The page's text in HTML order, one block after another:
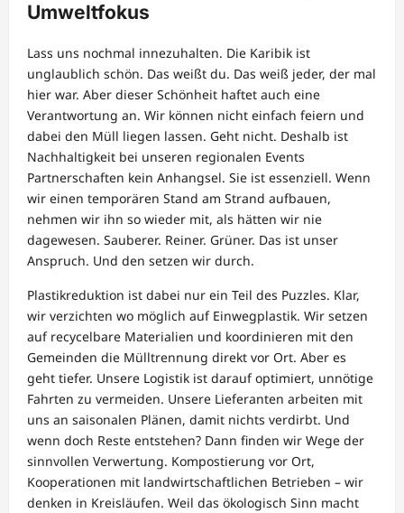
Umweltfokus
Lass uns nochmal innezuhalten. Die Karibik ist
unglaublich schön. Das weißt du. Das weiß jeder, der mal
hier war. Aber dieser Schönheit haftet auch eine
Verantwortung an. Wir können nicht einfach feiern und
dabei den Müll liegen lassen. Geht nicht. Deshalb ist
Nachhaltigkeit bei unseren regionalen Events
Partnerschaften kein Anhangsel. Sie ist essenziell. Wenn
wir einen temporären Stand am Strand aufbauen,
nehmen wir ihn so wieder mit, als hätten wir nie
dagewesen. Sauberer. Reiner. Grüner. Das ist unser
Anspruch. Und den setzen wir durch.
Plastikreduktion ist dabei nur ein Teil des Puzzles. Klar,
wir verzichten wo möglich auf Einwegplastik. Wir setzen
auf recycelbare Materialien und koordinieren mit den
Gemeinden die Mülltrennung direkt vor Ort. Aber es
geht tiefer. Unsere Logistik ist darauf optimiert, unnötige
Fahrten zu vermeiden. Unsere Lieferanten arbeiten mit
uns an saisonalen Plänen, damit nichts verdirbt. Und
wenn doch Reste entstehen? Dann finden wir Wege der
sinnvollen Verwertung. Kompostierung vor Ort,
Kooperationen mit landwirtschaftlichen Betrieben – wir
denken in Kreisläufen. Weil das ökologisch Sinn macht